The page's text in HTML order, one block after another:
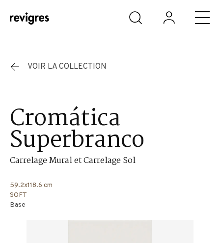
Aller au contenu principal
VOIR LA COLLECTION
Cromática
Superbranco
Carrelage Mural et Carrelage Sol
59.2x118.6 cm
SOFT
Base